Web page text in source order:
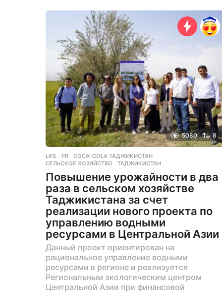
ц
а
н
а
з
а
д
5080 8
LIFE ,PR COCA-COLA ТАДЖИКИСТАН
СЕЛЬСКОЕ ХОЗЯЙСТВО
,ТАДЖИКИСТАН
Повышение урожайности в два
раза в сельском хозяйстве
Таджикистана за счет
реализации нового проекта по
управлению водными
ресурсами в Центральной Азии
Данный проект ориентирован на
рациональное управление водными
ресурсами в регионе и реализуется
Региональным экологическим центром
Центральной Азии при финансовой